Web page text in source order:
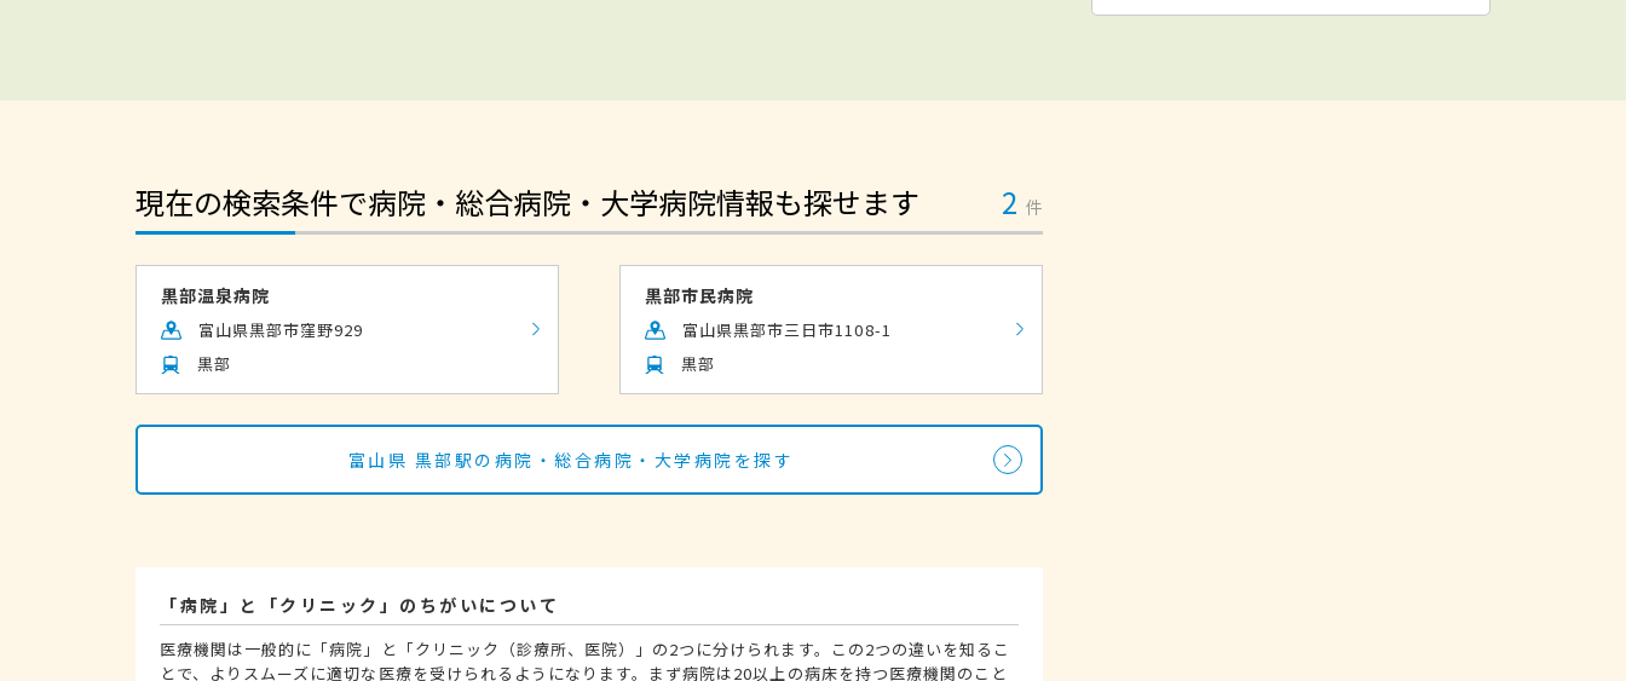
現在の検索条件で病院・総合病院・大学病院情報も探せます 2 件
黒部温泉病院
富山県黒部市窪野929
黒部
黒部市民病院
富山県黒部市三日市1108-1
黒部
富山県 黒部駅の病院・総合病院・大学病院を探す
「病院」と「クリニック」のちがいについて
医療機関は一般的に「病院」と「クリニック（診療所、医院）」の2つに分けられます。この2つの違いを知るこ
とで、よりスムーズに適切な医療を受けられるようになります。まず病院は20以上の病床を持つ医療機関のこと